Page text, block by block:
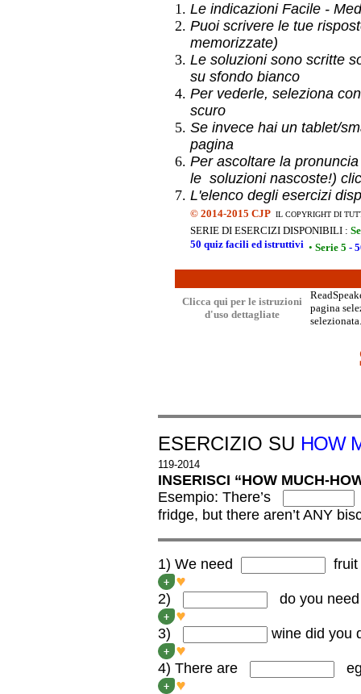
Le indicazioni Facile -
Puoi scrivere le tue
memorizzate)
Le soluzioni sono scritte
su sfondo bianco
Per vederle, seleziona
scuro
Se invece hai un tablet/
pagina
Per ascoltare la
le soluzioni nascoste!)
L'elenco degli esercizi
© 2014-2015 CJP IL COPYRIGHT DI
SERIE DI ESERCIZI DISPONIBILI :
50 quiz facili ed istruttivi • Serie 5 -
Clicca qui per le istruzioni
d'uso dettagliate
pagina
ESERCIZIO SU HOW
119-2014
INSERISCI “HOW MUCH-
Esempio: There’s
fridge, but there aren’t ANY
1) We need
fruit
+
2)
do you
+
3)
wine did you
+
4) There are
+